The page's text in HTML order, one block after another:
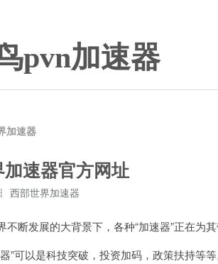
pvn加速器
加速器
速器官方网址
西部世界加速器
断发展的大背景下，各种“加速器”正在为其
可以是科技突破，投资加码，政策扶持等等